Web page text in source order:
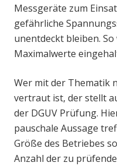
Messgeräte zum
gefährliche
unentdeckt bleiben.
Maximalwerte
Wer mit der Thematik
vertraut ist, der stellt
der DGUV Prüfung.
pauschale Aussage
Größe des Betriebes
Anzahl der zu